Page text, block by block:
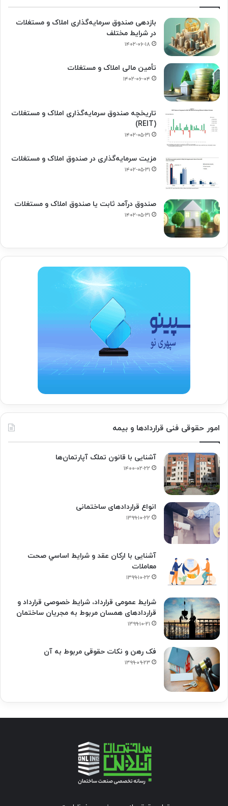
بازدهی صندوق سرمایه‌گذاری املاک و مستغلات
در شرایط مختلف
۱۴۰۲-۰۶-۱۸
تأمین مالی املاک و مستغلات
۱۴۰۲-۰۶-۰۴
تاریخچه صندوق سرمایه‌گذاری املاک و مستغلات
(REIT)
۱۴۰۲-۰۵-۳۱
مزیت سرمایه‌گذاری در صندوق املاک و مستغلات
۱۴۰۲-۰۵-۳۱
صندوق درآمد ثابت یا صندوق املاک و مستغلات
۱۴۰۲-۰۵-۳۱
امور حقوقی فنی قراردادها و بیمه
آشنایی با قانون تملک آپارتمان‌ها
۱۴۰۰-۰۲-۲۲
انواع قراردادهای ساختمانی
۱۳۹۹-۱۰-۲۲
آشنایی با ارکان عقد و شرايط اساسي صحت
معاملات
۱۳۹۹-۱۰-۲۲
شرایط عمومی قرارداد، شرایط خصوصی قرارداد و
قراردادهای همسان مربوط به مجریان ساختمان
۱۳۹۹-۱۰-۲۱
فک‌ رهن و نکات حقوقی مربوط به آن
۱۳۹۹-۰۹-۲۳